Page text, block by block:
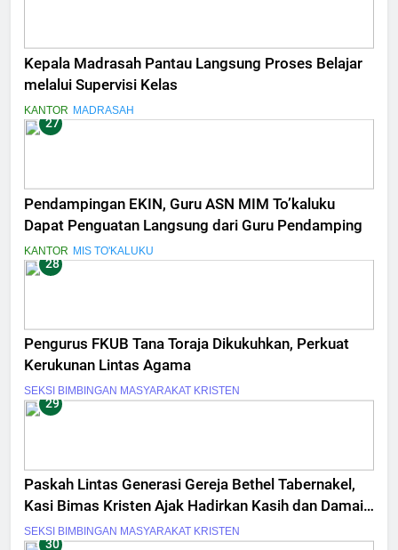
Kepala Madrasah Pantau Langsung Proses Belajar
melalui Supervisi Kelas
KANTOR MADRASAH
27
Pendampingan EKIN, Guru ASN MIM To’kaluku
Dapat Penguatan Langsung dari Guru Pendamping
KANTOR MIS TO'KALUKU
28
Pengurus FKUB Tana Toraja Dikukuhkan, Perkuat
Kerukunan Lintas Agama
SEKSI BIMBINGAN MASYARAKAT KRISTEN
29
Paskah Lintas Generasi Gereja Bethel Tabernakel,
Kasi Bimas Kristen Ajak Hadirkan Kasih dan Damai
Sejahtera
SEKSI BIMBINGAN MASYARAKAT KRISTEN
30